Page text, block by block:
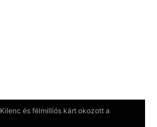
Kilenc és félmilliós kárt okozott a